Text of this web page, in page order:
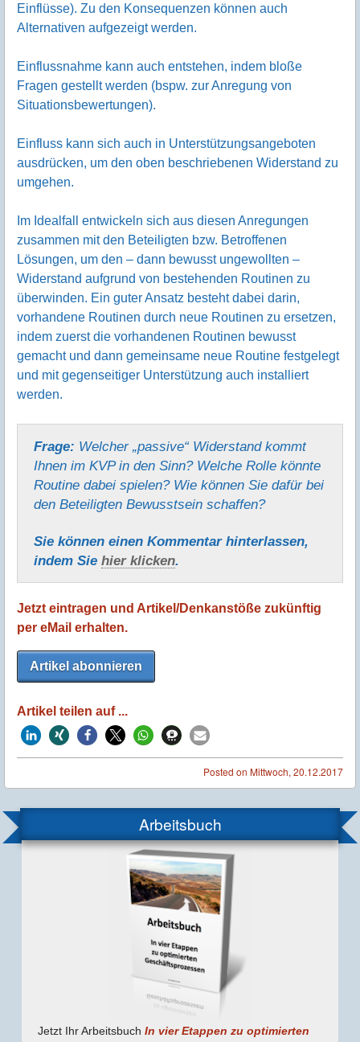
Einflüsse). Zu den Konsequenzen können auch
Alternativen aufgezeigt werden.
Einflussnahme kann auch entstehen, indem bloße
Fragen gestellt werden (bspw. zur Anregung von
Situationsbewertungen).
Einfluss kann sich auch in Unterstützungsangeboten
ausdrücken, um den oben beschriebenen Widerstand zu
umgehen.
Im Idealfall entwickeln sich aus diesen Anregungen
zusammen mit den Beteiligten bzw. Betroffenen
Lösungen, um den – dann bewusst ungewollten –
Widerstand aufgrund von bestehenden Routinen zu
überwinden. Ein guter Ansatz besteht dabei darin,
vorhandene Routinen durch neue Routinen zu ersetzen,
indem zuerst die vorhandenen Routinen bewusst
gemacht und dann gemeinsame neue Routine festgelegt
und mit gegenseitiger Unterstützung auch installiert
werden.
Frage: Welcher „passive“ Widerstand kommt
Ihnen im KVP in den Sinn? Welche Rolle könnte
Routine dabei spielen? Wie können Sie dafür bei
den Beteiligten Bewusstsein schaffen?
Sie können einen Kommentar hinter­lassen,
indem Sie hier klicken.
Jetzt eintragen und Artikel/Denkanstöße zukünftig
per eMail erhalten.
Artikel abonnieren
Artikel teilen auf ...
Posted on Mittwoch, 20.12.2017
Arbeitsbuch
Jetzt Ihr Arbeitsbuch In vier Etappen zu optimierten